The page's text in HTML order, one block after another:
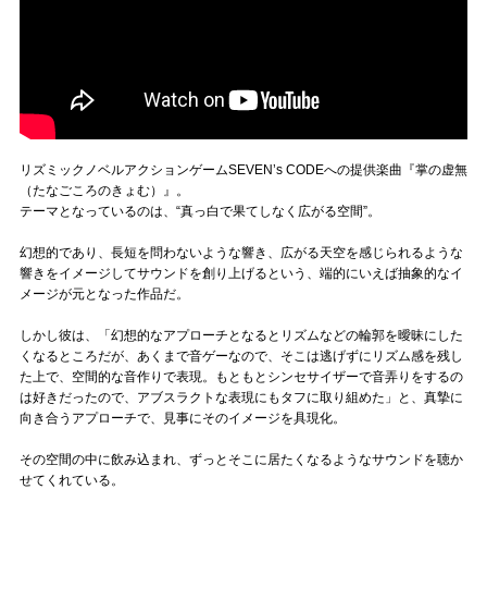
リズミックノベルアクションゲームSEVEN’s CODEへの提供楽曲『掌の虚無
（たなごころのきょむ）』。
テーマとなっているのは、“真っ白で果てしなく広がる空間”。
幻想的であり、長短を問わないような響き、広がる天空を感じられるような
響きをイメージしてサウンドを創り上げるという、端的にいえば抽象的なイ
メージが元となった作品だ。
しかし彼は、「幻想的なアプローチとなるとリズムなどの輪郭を曖昧にした
くなるところだが、あくまで音ゲーなので、そこは逃げずにリズム感を残し
た上で、空間的な音作りで表現。もともとシンセサイザーで音弄りをするの
は好きだったので、アブスラクトな表現にもタフに取り組めた」と、真摯に
向き合うアプローチで、見事にそのイメージを具現化。
その空間の中に飲み込まれ、ずっとそこに居たくなるようなサウンドを聴か
せてくれている。